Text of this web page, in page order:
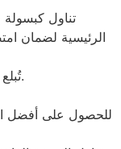
تناول كبسولة
الرئيسية لضمان
تُبلع الكبسولة كاملة مع 250 مل من الماء.
للحصول على أفضل